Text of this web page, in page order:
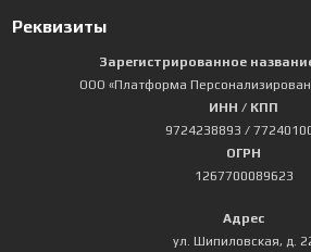
Реквизиты
Зарегистрированное
ООО «Платформа
ИНН / КПП
9724238893 /
ОГРН
1267700089623
Адрес
ул. Шипиловская, д.